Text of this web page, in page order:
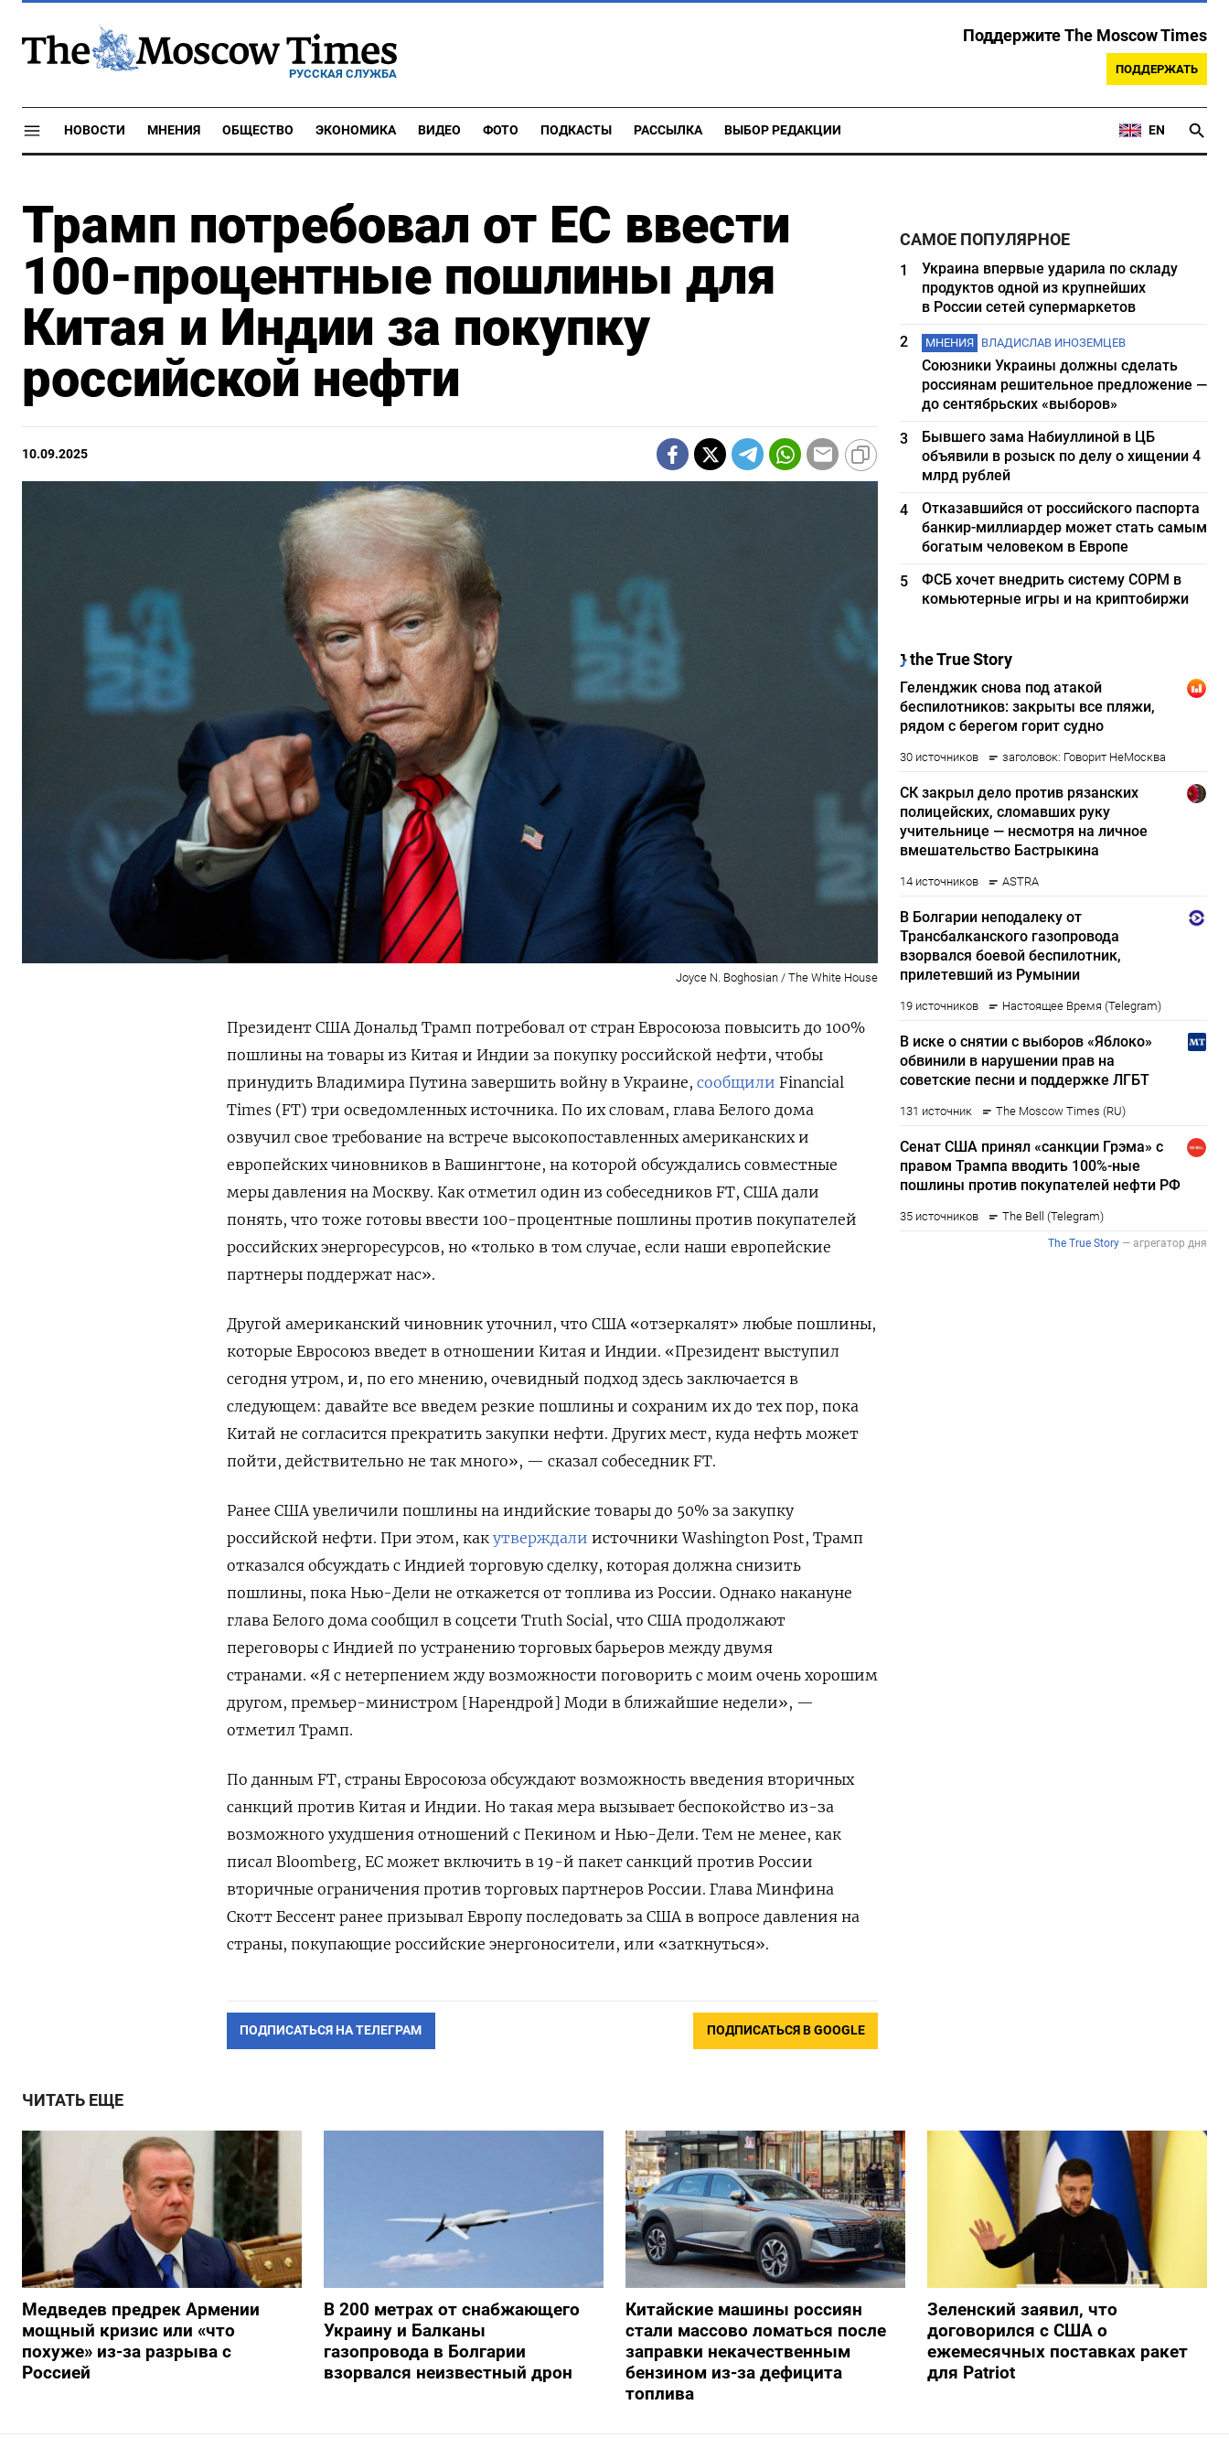
РУССКАЯ СЛУЖБА
Поддержите The Moscow Times
ПОДДЕРЖАТЬ
НОВОСТИ МНЕНИЯ ОБЩЕСТВО ЭКОНОМИКА ВИДЕО ФОТО ПОДКАСТЫ РАССЫЛКА ВЫБОР РЕДАКЦИИ EN
Трамп потребовал от ЕС ввести
100-процентные пошлины для
Китая и Индии за покупку
российской нефти
10.09.2025
Joyce N. Boghosian / The White House
Президент США Дональд Трамп потребовал от стран Евросоюза повысить до 100%
пошлины на товары из Китая и Индии за покупку российской нефти, чтобы
принудить Владимира Путина завершить войну в Украине, сообщили Financial
Times (FT) три осведомленных источника. По их словам, глава Белого дома
озвучил свое требование на встрече высокопоставленных американских и
европейских чиновников в Вашингтоне, на которой обсуждались совместные
меры давления на Москву. Как отметил один из собеседников FT, США дали
понять, что тоже готовы ввести 100-процентные пошлины против покупателей
российских энергоресурсов, но «только в том случае, если наши европейские
партнеры поддержат нас».
Другой американский чиновник уточнил, что США «отзеркалят» любые пошлины,
которые Евросоюз введет в отношении Китая и Индии. «Президент выступил
сегодня утром, и, по его мнению, очевидный подход здесь заключается в
следующем: давайте все введем резкие пошлины и сохраним их до тех пор, пока
Китай не согласится прекратить закупки нефти. Других мест, куда нефть может
пойти, действительно не так много», — сказал собеседник FT.
Ранее США увеличили пошлины на индийские товары до 50% за закупку
российской нефти. При этом, как утверждали источники Washington Post, Трамп
отказался обсуждать с Индией торговую сделку, которая должна снизить
пошлины, пока Нью-Дели не откажется от топлива из России. Однако накануне
глава Белого дома сообщил в соцсети Truth Social, что США продолжают
переговоры с Индией по устранению торговых барьеров между двумя
странами. «Я с нетерпением жду возможности поговорить с моим очень хорошим
другом, премьер-министром [Нарендрой] Моди в ближайшие недели», —
отметил Трамп.
По данным FT, страны Евросоюза обсуждают возможность введения вторичных
санкций против Китая и Индии. Но такая мера вызывает беспокойство из-за
возможного ухудшения отношений с Пекином и Нью-Дели. Тем не менее, как
писал Bloomberg, ЕС может включить в 19-й пакет санкций против России
вторичные ограничения против торговых партнеров России. Глава Минфина
Скотт Бессент ранее призывал Европу последовать за США в вопросе давления на
страны, покупающие российские энергоносители, или «заткнуться».
ПОДПИСАТЬСЯ НА ТЕЛЕГРАМ ПОДПИСАТЬСЯ В GOOGLE
САМОЕ ПОПУЛЯРНОЕ
1
Украина впервые ударила по складу
продуктов одной из крупнейших
в России сетей супермаркетов
2
МНЕНИЯ ВЛАДИСЛАВ ИНОЗЕМЦЕВ
Союзники Украины должны сделать
россиянам решительное предложение —
до сентябрьских «выборов»
3
Бывшего зама Набиуллиной в ЦБ
объявили в розыск по делу о хищении 4
млрд рублей
4
Отказавшийся от российского паспорта
банкир-миллиардер может стать самым
богатым человеком в Европе
5
ФСБ хочет внедрить систему СОРМ в
комьютерные игры и на криптобиржи
ЧИТАТЬ ЕЩЕ
Медведев предрек Армении
мощный кризис или «что
похуже» из-за разрыва с
Россией
В 200 метрах от снабжающего
Украину и Балканы
газопровода в Болгарии
взорвался неизвестный дрон
Китайские машины россиян
стали массово ломаться после
заправки некачественным
бензином из-за дефицита
топлива
Зеленский заявил, что
договорился с США о
ежемесячных поставках ракет
для Patriot